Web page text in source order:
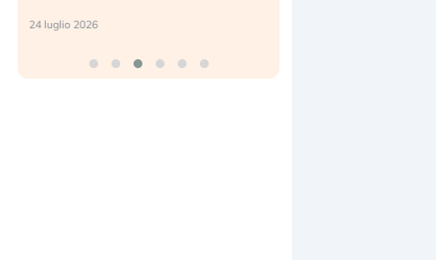
24 luglio 2026